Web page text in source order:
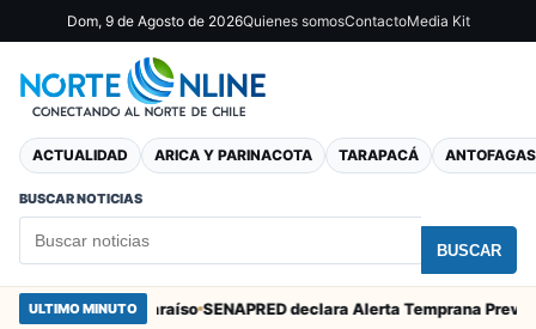
Dom, 9 de Agosto de 2026Quienes somosContactoMedia Kit
ACTUALIDAD ARICA Y PARINACOTA TARAPACÁ
BUSCAR NOTICIAS
BUSCAR
ULTIMO MINUTO
en Valparaíso